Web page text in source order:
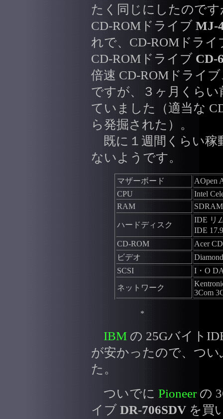
たく同じにしたので
CD-ROMドライブ MJ-
れで、CD-ROMドラ
CD-ROMドライブ CD-
倍速 CD-ROMドライ
ですが、３ヶ月くら
ていました（適当な
ら発掘された）。
既に１週間くらい稼
ないようです。
マザーボード
AOpen
CPU
Intel
RAM
ハードディスク
IDE リ
IDE
CD-ROM
Acer
ビデオ
SCSI
I・O
ネットワーク
3Com
*
IBM の 25Gバイト
が安かったので、つ
た。
ついでに Pioneerの
イブ DR-706SDV を買